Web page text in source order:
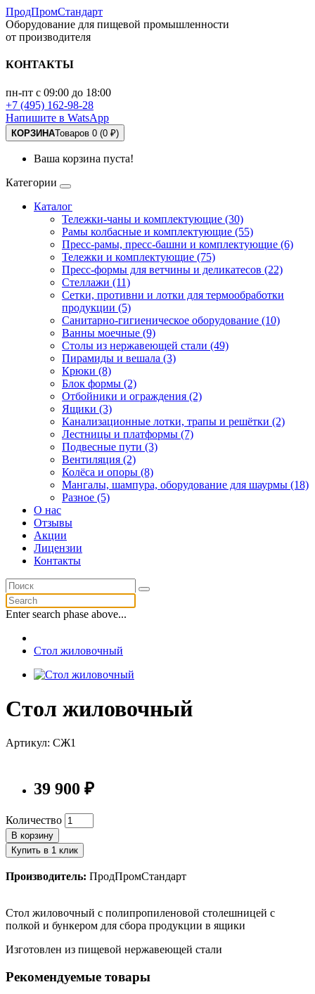
ПродПромСтандарт
Оборудование для пищевой промышленности
от производителя
КОНТАКТЫ
пн-пт с 09:00 до 18:00
+7 (495) 162-98-28
Напишите в WatsApp
КОРЗИНАТоваров 0 (0 ₽)
Ваша корзина пуста!
Категории
Каталог
Тележки-чаны и комплектующие (30)
Рамы колбасные и комплектующие (55)
Пресс-рамы, пресс-башни и комплектующие (6)
Тележки и комплектующие (75)
Пресс-формы для ветчины и деликатесов (22)
Стеллажи (11)
Сетки, противни и лотки для термообработки
продукции (5)
Санитарно-гигиеническое оборудование (10)
Ванны моечные (9)
Столы из нержавеющей стали (49)
Пирамиды и вешала (3)
Крюки (8)
Блок формы (2)
Отбойники и ограждения (2)
Ящики (3)
Канализационные лотки, трапы и решётки (2)
Лестницы и платформы (7)
Подвесные пути (3)
Вентиляция (2)
Колёса и опоры (8)
Мангалы, шампура, оборудование для шаурмы (18)
Разное (5)
О нас
Отзывы
Акции
Лицензии
Контакты
Enter search phase above...
Стол жиловочный
Стол жиловочный
Артикул: СЖ1
39 900 ₽
Количество
В корзину
Купить в 1 клик
Производитель: ПродПромСтандарт
Стол жиловочный с полипропиленовой столешницей с
полкой и бункером для сбора продукции в ящики
Изготовлен из пищевой нержавеющей стали
Рекомендуемые товары